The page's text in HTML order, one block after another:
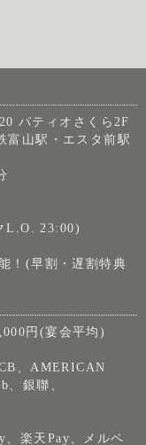
パティオさくら2F
富山駅・エスタ前駅
L.O. 23:00)
！(早割・遅割特典
円(宴会平均)
、AMERICAN
、銀聯、
、楽天Pay、メルペ